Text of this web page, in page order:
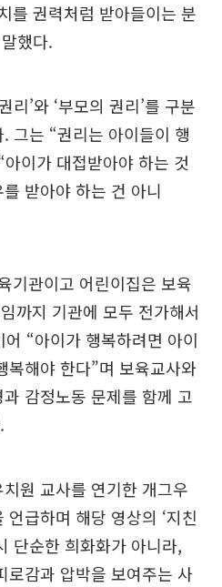
를 권력처럼 받아들이는 분
했다.
리’와 ‘부모의 권리’를 구분
그는 “권리는 아이들이 행
이가 대접받아야 하는 것
받아야 하는 건 아니
기관이고 어린이집은 보육
까지 기관에 모두 전가해서
“아이가 행복하려면 아이
복해야 한다”며 보육교사와
감정노동 문제를 함께 고
원 교사를 연기한 개그우
급하며 해당 영상의 ‘지친
단순한 희화화가 아니라,
로감과 압박을 보여주는 사